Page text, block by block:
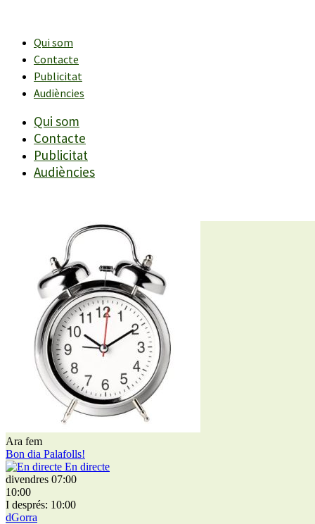
contingutQui som
Contacte
Publicitat
Audiències
Qui som
Contacte
Publicitat
Audiències
Ara fem
Bon dia Palafolls!
En directe
divendres 07:00
10:00
I després: 10:00
dGorra